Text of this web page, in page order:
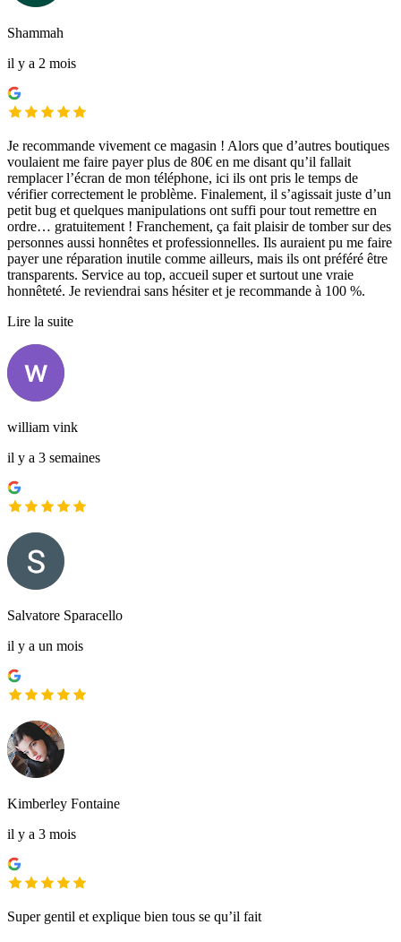
Shammah
il y a 2 mois
Je recommande vivement ce magasin ! Alors que d’autres boutiques
voulaient me faire payer plus de 80€ en me disant qu’il fallait
remplacer l’écran de mon téléphone, ici ils ont pris le temps de
vérifier correctement le problème. Finalement, il s’agissait juste d’un
petit bug et quelques manipulations ont suffi pour tout remettre en
ordre… gratuitement ! Franchement, ça fait plaisir de tomber sur des
personnes aussi honnêtes et professionnelles. Ils auraient pu me faire
payer une réparation inutile comme ailleurs, mais ils ont préféré être
transparents. Service au top, accueil super et surtout une vraie
honnêteté. Je reviendrai sans hésiter et je recommande à 100 %.
Lire la suite
william vink
il y a 3 semaines
Salvatore Sparacello
il y a un mois
Kimberley Fontaine
il y a 3 mois
Super gentil et explique bien tous se qu’il fait